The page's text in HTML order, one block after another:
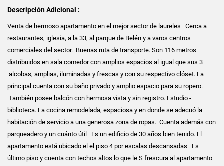
Descripción Adicional :
Venta de hermoso apartamento en el mejor sector de laureles Cerca a
restaurantes, iglesia, a la 33, al parque de Belén y a varos centros
comerciales del sector. Buenas ruta de transporte. Son 116 metros
distribuidos en sala comedor con amplios espacios al igual que sus 3
alcobas, amplias, iluminadas y frescas y con su respectivo clóset. La
principal cuenta con su baño privado y amplio espacio para su ropero.
También posee balcón con hermosa vista y sin registro. Estudio -
biblioteca. La cocina remodelada, espaciosa y en donde se adecuó la
habitación de servicio a una generosa zona de ropas. Cuenta además con
parqueadero y un cuánto útil Es un edificio de 30 años bien tenido. El
apartamento está ubicado el el piso 4 por escalas descansadas Es
último piso y cuenta con techos altos lo que le S frescura al apartamento